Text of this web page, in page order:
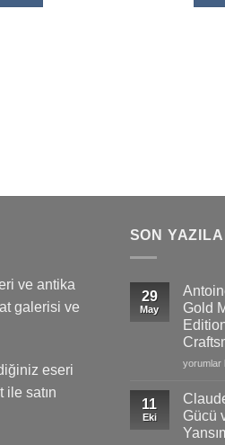
ve antika
galerisi ve
eseri
ile satın
SON
29
May
Gold
Antoine
Watches:
18k
Gold
Models,
yorumlar
11
Eki
Gücü